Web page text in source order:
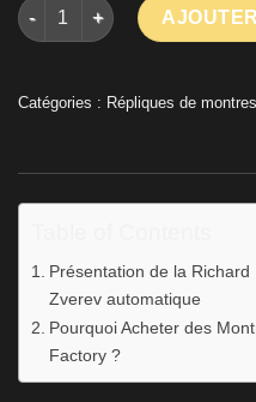
quantité de Montre
Catégories : Répliques de montres
Présentation de la
Zverev automatique
Pourquoi Acheter des
Factory ?